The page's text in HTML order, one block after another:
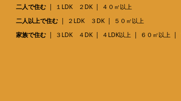
二人で住む
１LDK ２DK
４０㎡以上
二人以上で住む
２LDK ３DK
５０㎡以上
家族で住む
３LDK ４DK ４LDK以上 ６０㎡以上